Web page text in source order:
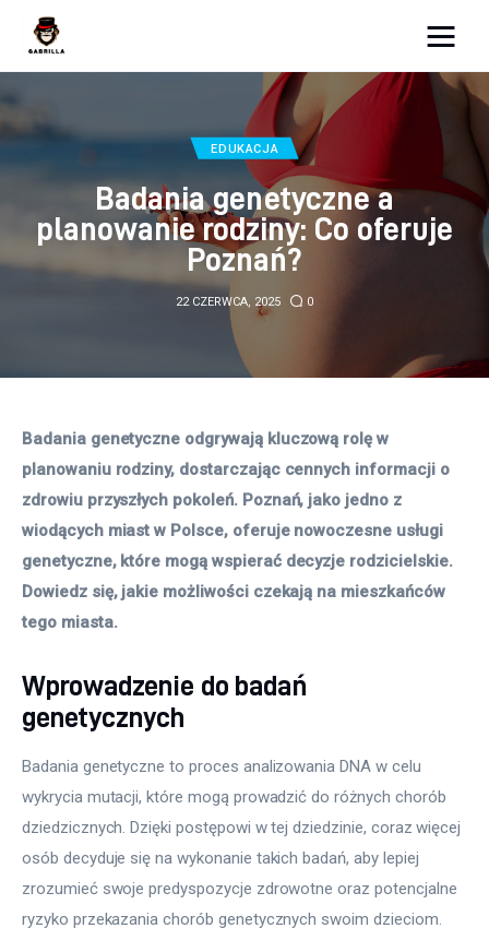
Lifestyle
Kunchnia i kulinaria
EDUKACJA
Badania genetyczne a
planowanie rodziny: Co oferuje
Poznań?
22 CZERWCA, 2025 0
Badania genetyczne odgrywają kluczową rolę w
planowaniu rodziny, dostarczając cennych informacji o
zdrowiu przyszłych pokoleń. Poznań, jako jedno z
wiodących miast w Polsce, oferuje nowoczesne usługi
genetyczne, które mogą wspierać decyzje rodzicielskie.
Dowiedz się, jakie możliwości czekają na mieszkańców
tego miasta.
Wprowadzenie do badań
genetycznych
Badania genetyczne to proces analizowania DNA w celu
wykrycia mutacji, które mogą prowadzić do różnych chorób
dziedzicznych. Dzięki postępowi w tej dziedzinie, coraz więcej
osób decyduje się na wykonanie takich badań, aby lepiej
zrozumieć swoje predyspozycje zdrowotne oraz potencjalne
ryzyko przekazania chorób genetycznych swoim dzieciom.